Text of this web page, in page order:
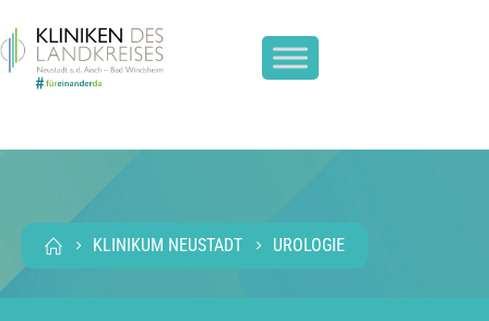
KLINIKUM NEUSTADT UROLOGIE